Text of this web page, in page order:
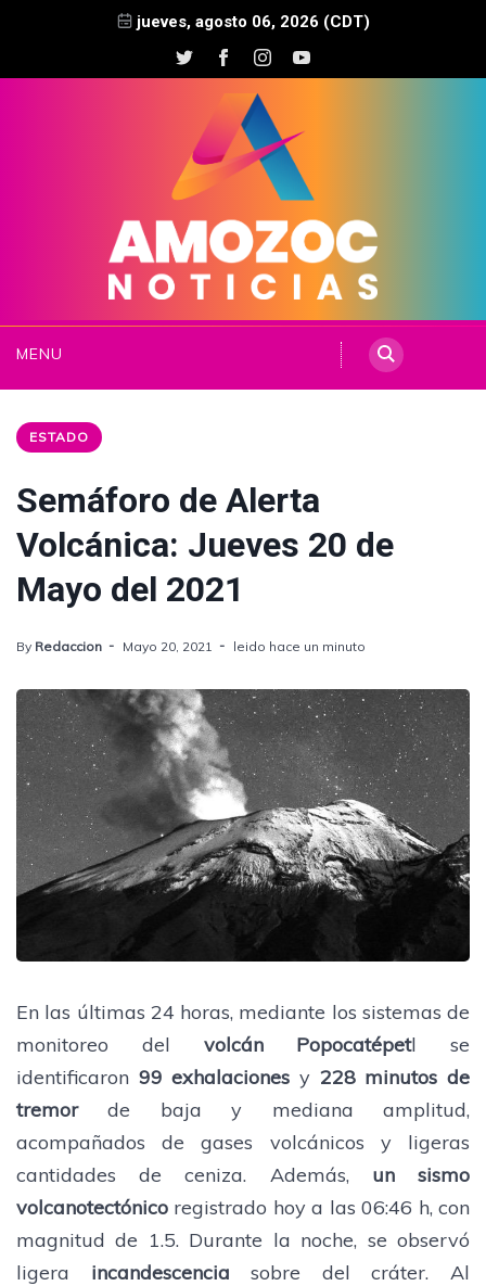
jueves, agosto 06, 2026 (CDT)
MENU
ESTADO
Semáforo de Alerta
Volcánica: Jueves 20 de
Mayo del 2021
By Redaccion Mayo 20, 2021 leido hace un minuto
En las últimas 24 horas, mediante los sistemas de
monitoreo del volcán Popocatépetl se
identificaron 99 exhalaciones y 228 minutos de
tremorde baja y mediana amplitud,
acompañados de gases volcánicos y ligeras
cantidades de ceniza. Además, un sismo
volcanotectónico registrado hoy a las 06:46 h, con
magnitud de 1.5. Durante la noche, se observó
ligera incandescenciasobre del cráter. Al